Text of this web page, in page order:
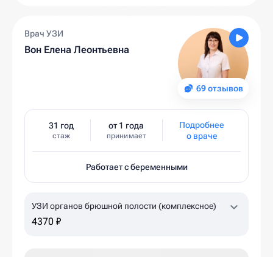
69 отзывов
Врач УЗИ
Вон Елена Леонтьевна
31 год
стаж
от 1 года
принимает
Подробнее
о враче
Работает с беременными
УЗИ органов брюшной полости (комплексное)
4370 ₽